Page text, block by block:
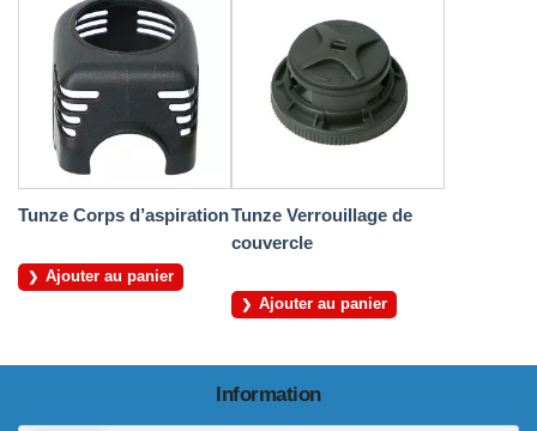
Tunze Corps d’aspiration
Ajouter au panier
Tunze Verrouillage de
couvercle
Ajouter au panier
Information